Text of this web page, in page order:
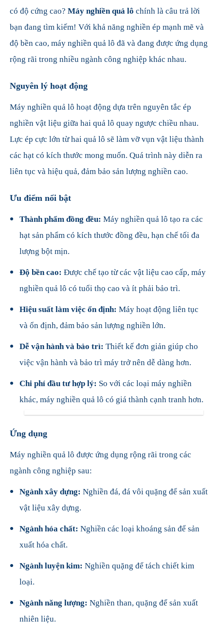
có độ cứng cao? Máy nghiền quả lô chính là câu trả lời
bạn đang tìm kiếm! Với khả năng nghiền ép mạnh mẽ và
độ bền cao, máy nghiền quả lô đã và đang được ứng dụng
rộng rãi trong nhiều ngành công nghiệp khác nhau.
Nguyên lý hoạt động
Máy nghiền quả lô hoạt động dựa trên nguyên tắc ép
nghiền vật liệu giữa hai quả lô quay ngược chiều nhau.
Lực ép cực lớn từ hai quả lô sẽ làm vỡ vụn vật liệu thành
các hạt có kích thước mong muốn. Quá trình này diễn ra
liên tục và hiệu quả, đảm bảo sản lượng nghiền cao.
Ưu điểm nổi bật
Thành phẩm đồng đều: Máy nghiền quả lô tạo ra các
hạt sản phẩm có kích thước đồng đều, hạn chế tối đa
lượng bột mịn.
Độ bền cao: Được chế tạo từ các vật liệu cao cấp, máy
nghiền quả lô có tuổi thọ cao và ít phải bảo trì.
Hiệu suất làm việc ổn định: Máy hoạt động liên tục
và ổn định, đảm bảo sản lượng nghiền lớn.
Dễ vận hành và bảo trì: Thiết kế đơn giản giúp cho
việc vận hành và bảo trì máy trở nên dễ dàng hơn.
Chi phí đầu tư hợp lý: So với các loại máy nghiền
khác, máy nghiền quả lô có giá thành cạnh tranh hơn.
Ứng dụng
Máy nghiền quả lô được ứng dụng rộng rãi trong các
ngành công nghiệp sau:
Ngành xây dựng: Nghiền đá, đá vôi quặng để sản xuất
vật liệu xây dựng.
Ngành hóa chất: Nghiền các loại khoáng sản để sản
xuất hóa chất.
Ngành luyện kim: Nghiền quặng để tách chiết kim
loại.
Ngành năng lượng: Nghiền than, quặng để sản xuất
nhiên liệu.